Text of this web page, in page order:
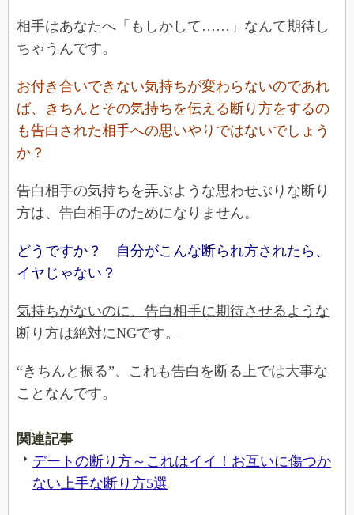
相手はあなたへ「もしかして……」なんて期待し
ちゃうんです。
お付き合いできない気持ちが変わらないのであれ
ば、きちんとその気持ちを伝える断り方をするの
も告白された相手への思いやりではないでしょう
か？
告白相手の気持ちを弄ぶような思わせぶりな断り
方は、告白相手のためになりません。
どうですか？ 自分がこんな断られ方されたら、
イヤじゃない？
気持ちがないのに、告白相手に期待させるような
断り方は絶対にNGです。
“きちんと振る”、これも告白を断る上では大事な
ことなんです。
関連記事
デートの断り方～これはイイ！お互いに傷つか
ない上手な断り方5選